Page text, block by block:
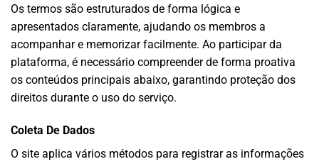
Os termos são estruturados de forma lógica e
apresentados claramente, ajudando os membros a
acompanhar e memorizar facilmente. Ao participar da
plataforma, é necessário compreender de forma proativa
os conteúdos principais abaixo, garantindo proteção dos
direitos durante o uso do serviço.
Coleta De Dados
O site aplica vários métodos para registrar as informações